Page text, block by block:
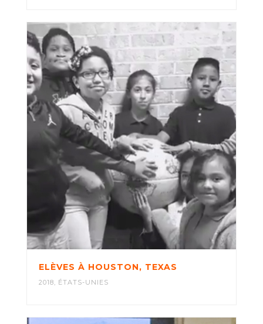
ELÈVES À HOUSTON, TEXAS
2018, ÉTATS-UNIES